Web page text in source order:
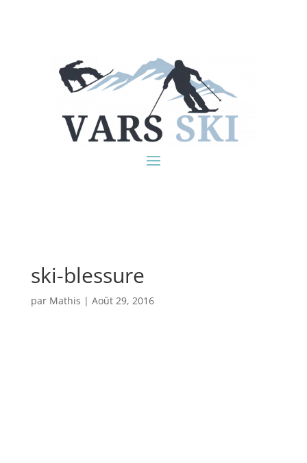
ski-blessure
par Mathis | Août 29, 2016